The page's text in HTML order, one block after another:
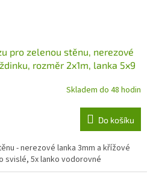
pro zelenou stěnu, nerezové
rozměr 2x1m, lanka 5x9
Skladem do 48 hodin
Do košíku
- nerezové lanka 3mm a křížové
svislé, 5x lanko vodorovné